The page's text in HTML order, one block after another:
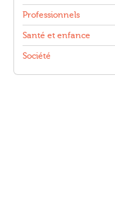
Professionnels
Santé et enfance
Société